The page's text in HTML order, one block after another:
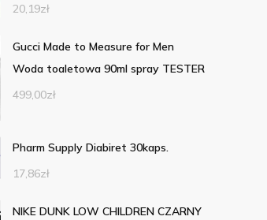
20,19zł
Gucci Made to Measure for Men
Woda toaletowa 90ml spray TESTER
499,00zł
Pharm Supply Diabiret 30kaps.
17,86zł
NIKE DUNK LOW CHILDREN CZARNY